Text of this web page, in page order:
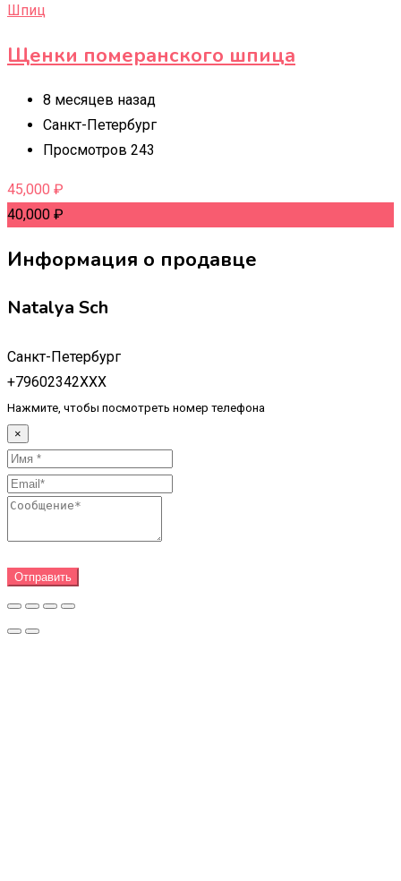
Шпиц
Щенки померанского шпица
8 месяцев назад
Санкт-Петербург
Просмотров 243
45,000 ₽
40,000 ₽
Информация о продавце
Natalya Sch
Санкт-Петербург
+79602342XXX
Нажмите, чтобы посмотреть номер телефона
×
Отправить